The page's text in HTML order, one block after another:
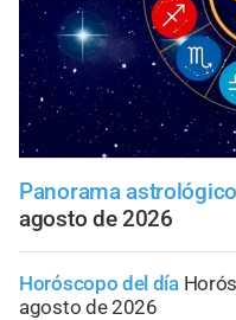
Panorama astrológico
agosto de 2026
Horóscopo del día
agosto de 2026